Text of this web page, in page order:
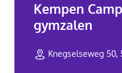
Kempen
gymzalen
Knegselseweg 50,